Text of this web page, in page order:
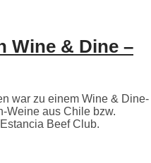
Wine & Dine –
war zu einem Wine & Dine-
Weine aus Chile bzw.
Beef Club.